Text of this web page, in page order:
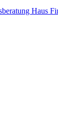
Haus